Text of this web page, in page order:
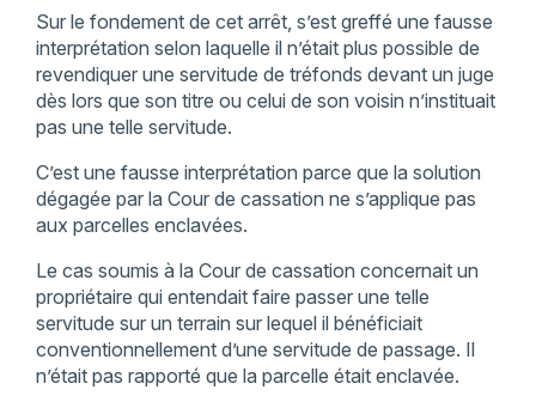
Sur le fondement de cet arrêt, s’est greffé une fausse
interprétation selon laquelle il n’était plus possible de
revendiquer une servitude de tréfonds devant un juge
dès lors que son titre ou celui de son voisin n’instituait
pas une telle servitude.
C’est une fausse interprétation parce que la solution
dégagée par la Cour de cassation ne s’applique pas
aux parcelles enclavées.
Le cas soumis à la Cour de cassation concernait un
propriétaire qui entendait faire passer une telle
servitude sur un terrain sur lequel il bénéficiait
conventionnellement d’une servitude de passage. Il
n’était pas rapporté que la parcelle était enclavée.